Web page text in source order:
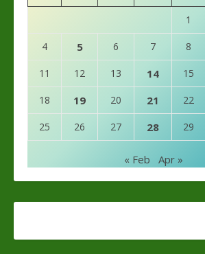
1
4 5 6 7 8
11 12 13 14 15
18 19 20 21 22
25 26 27 28 29
« Feb Apr »